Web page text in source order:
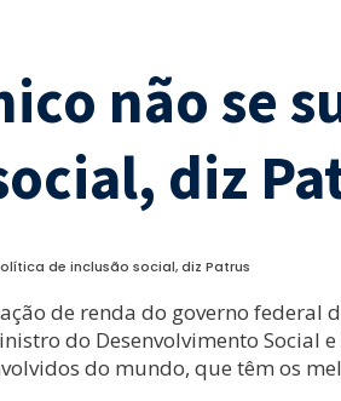
não se
diz
de inclusão social, diz Patrus
de renda do governo
do Desenvolvimento Social
do mundo, que têm os